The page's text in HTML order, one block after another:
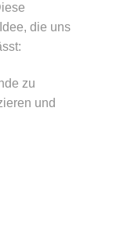
die uns
zu
und